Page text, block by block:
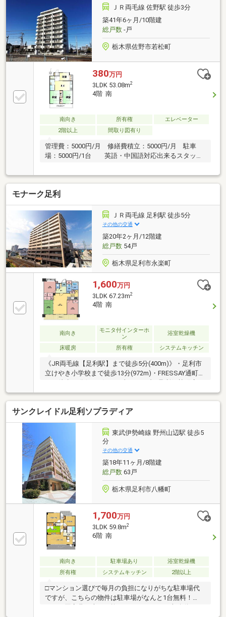
帰宅時も安心感が違います。□エレベーター完備で５
階のお部屋への移動もラクラク。不在時にも荷物を受
け取れる宅配ボックスがあり、ネットショッピングを
よく利用する共働きのご家庭にも大助かり。日々の暮
らしを快適にサポートしてくれます。
ＪＲ両毛線 佐野駅 徒歩3分
築41年6ヶ月/10階建
総戸数-戸
栃木県佐野市若松町
380万円
3LDK 53.08m2
4階 南
南向き 所有権
エレベーター
2階以上
間取り図有り
管理費：5000円/月 修繕費積立：5000円/月 駐車
場：5000円/1台 英語・中国語対応出来るスタッフ
モナーク足利
ＪＲ両毛線 足利駅 徒歩5分
その他の交通
築20年2ヶ月/12階建
総戸数54戸
栃木県足利市永楽町
1,600万円
3LDK 67.23m2
4階 南
南向き
モニタ付インターホ
ン
浴室乾燥機
床暖房 所有権 システムキッチン
《JR両毛線【足利駅】まで徒歩5分(400m)》・足利市
立けやき小学校まで徒歩13分(972m)・FRESSAY通町店
で徒歩3分(221m)≪物件についてのお問い合わせ・詳
細な資料のご請求など≫※お電話の場合：TEL 0284-21-
2345※メールの場合：【資料請求】からお気軽にどう
ぞ！・付帯設備も含む現況有姿にて売買。・駐車場：
空き要確認・バイク置き場：空き要確認（800円/
月）・駐輪場：空き要確認（100円/月）・町内会費：
300円/月
サンクレイドル足利ソプラディア
東武伊勢崎線 野州山辺駅 徒歩5
分
その他の交通
築18年11ヶ月/8階建
総戸数63戸
栃木県足利市八幡町
1,700万円
3LDK 59.8m2
6階 南
南向き 駐車場あり
浴室乾燥機
所有権
システムキッチン 2階以上
□マンション選びで毎月の負担になりがちな駐車場代
ですが、こちらの物件は駐車場がなんと1台無料！